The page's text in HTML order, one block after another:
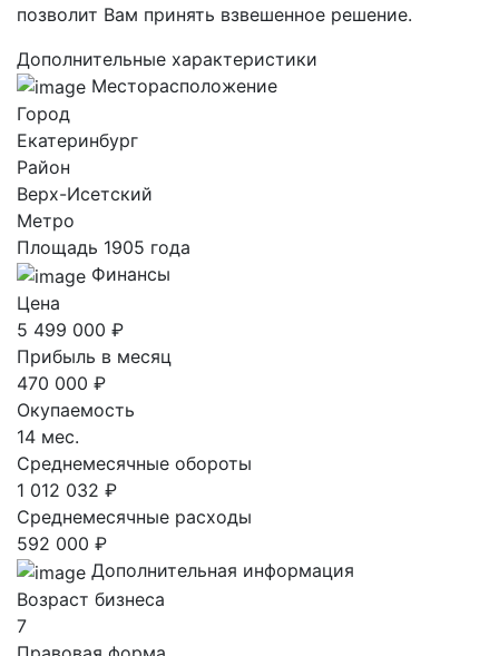
позволит Вам принять взвешенное решение.
Дополнительные характеристики
Месторасположение
Город
Екатеринбург
Район
Верх-Исетский
Метро
Площадь 1905 года
Финансы
Цена
5 499 000 ₽
Прибыль в месяц
470 000 ₽
Окупаемость
14 мес.
Среднемесячные обороты
1 012 032 ₽
Среднемесячные расходы
592 000 ₽
Дополнительная информация
Возраст бизнеса
7